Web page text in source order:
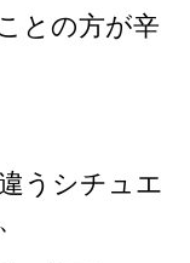
との方が辛
うシチュエ